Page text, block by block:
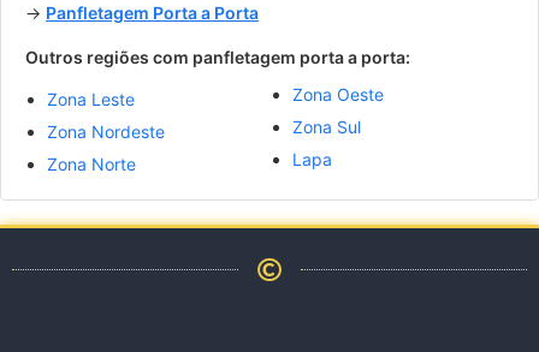
→ Panfletagem Porta a Porta
Outros regiões com panfletagem porta a porta:
Zona Leste
Zona Nordeste
Zona Norte
Zona Oeste
Zona Sul
Lapa